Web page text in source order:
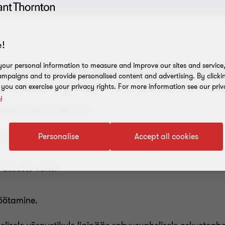
piiriülene, mis tähendab, et nii
arengutega tuleb pidevalt kursis
sellised teemad:
struktureerimine
vahel
personal information to measure and improve our sites and
and to provide personalised content and advertising. By
can exercise your privacy rights. For more information see our
Accept all cookies
Personalise